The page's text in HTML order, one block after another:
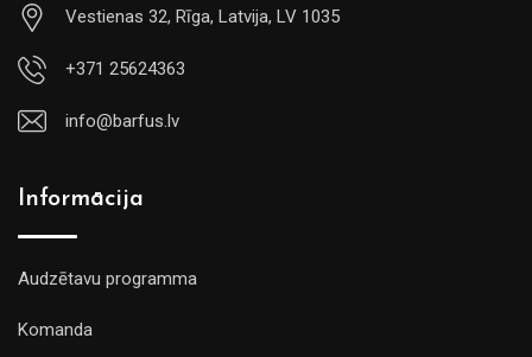
Vestienas 32, Rīga, Latvija, LV 1035
+371 25624363
info@barfus.lv
Informācija
Audzētavu programma
Komanda